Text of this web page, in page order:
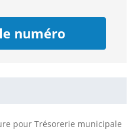
numéro
pour Trésorerie municipale